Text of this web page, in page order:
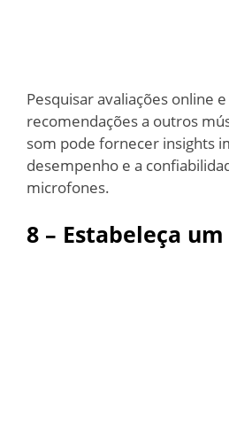
Pesquisar avaliações online
recomendações a outros
som pode fornecer insights
desempenho e a
microfones.
8 – Estabeleça